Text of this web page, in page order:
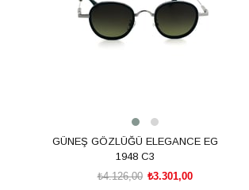
GÜNEŞ GÖZLÜĞÜ ELEGANCE EG
1948 C3
₺3.301,00
₺4.126,00